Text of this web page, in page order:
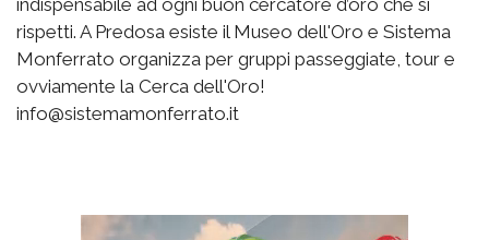
indispensabile ad ogni buon cercatore d’oro che si
rispetti. A Predosa esiste il Museo dell'Oro e Sistema
Monferrato organizza per gruppi passeggiate, tour e
ovviamente la Cerca dell'Oro!
info@sistemamonferrato.it